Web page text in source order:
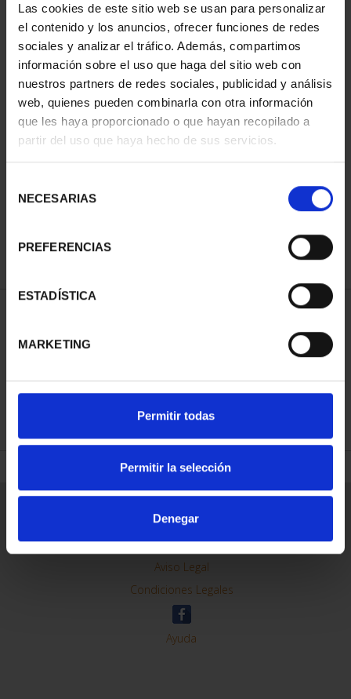
Las cookies de este sitio web se usan para personalizar
el contenido y los anuncios, ofrecer funciones de redes
sociales y analizar el tráfico. Además, compartimos
información sobre el uso que haga del sitio web con
nuestros partners de redes sociales, publicidad y análisis
web, quienes pueden combinarla con otra información
que les haya proporcionado o que hayan recopilado a
partir del uso que haya hecho de sus servicios.
NECESARIAS
PREFERENCIAS
ESTADÍSTICA
MARKETING
Permitir todas
Permitir la selección
Denegar
73,00 €
REFINAR
Contacto
Preguntas Frequentes (FAQs)
Aviso Legal
Condiciones Legales
Ayuda